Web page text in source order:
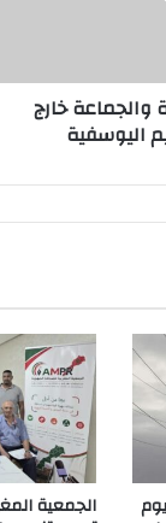
والجماعة خارج
اليوسفية
الجمعية